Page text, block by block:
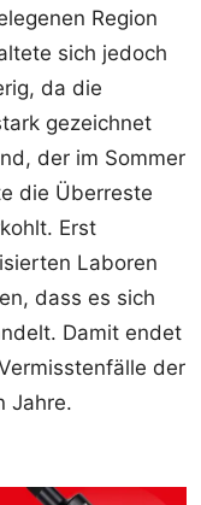
Region
sich jedoch
da die
gezeichnet
der im Sommer
die Überreste
Erst
Laboren
dass es sich
Damit endet
der
Jahre.